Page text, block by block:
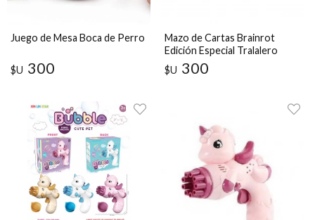
Juego de Mesa Boca de Perro
$U 300
Mazo de Cartas Brainrot
Edición Especial Tralalero
Tralala
$U 300